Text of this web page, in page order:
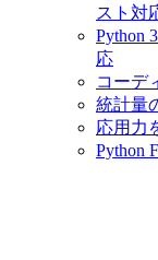
スト対
Python
応
コーデ
統計量
応用力
Python